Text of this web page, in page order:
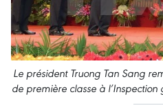
Le président Truong Tan Sang
de première classe à